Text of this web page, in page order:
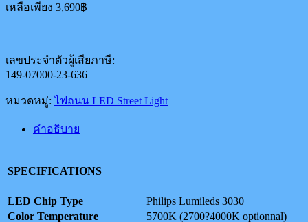
was:
เหลือเพียง 3,690฿
price
เลขประจำตัวผู้เสียภาษี:
149-07000-23-636
หมวดหมู่:ไฟถนน LED Street Light
คำอธิบาย
SPECIFICATIONS
LED Chip Type
Philips Lumileds 3030
Color Temperature
5700K (2700?4000K optionnal)